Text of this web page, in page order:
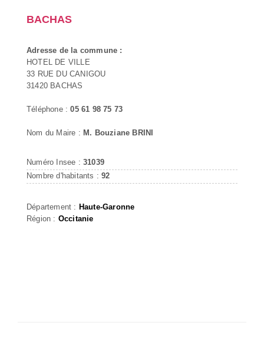
BACHAS
Adresse de la commune :
HOTEL DE VILLE
33 RUE DU CANIGOU
31420 BACHAS
Téléphone :05 61 98 75 73
Nom du Maire : M. Bouziane BRINI
Numéro Insee : 31039
Nombre d'habitants :92
Département : Haute-Garonne
Région : Occitanie